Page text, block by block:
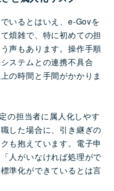
いるとはいえ、e-Govを
煩雑で、特に初めての担
声もあります。操作手順
ステムとの連携不具合
の時間と手間がかかりま
の担当者に属人化しやす
した場合に、引き継ぎの
も抱えています。電子申
人がいなければ処理がで
準化ができているとは言